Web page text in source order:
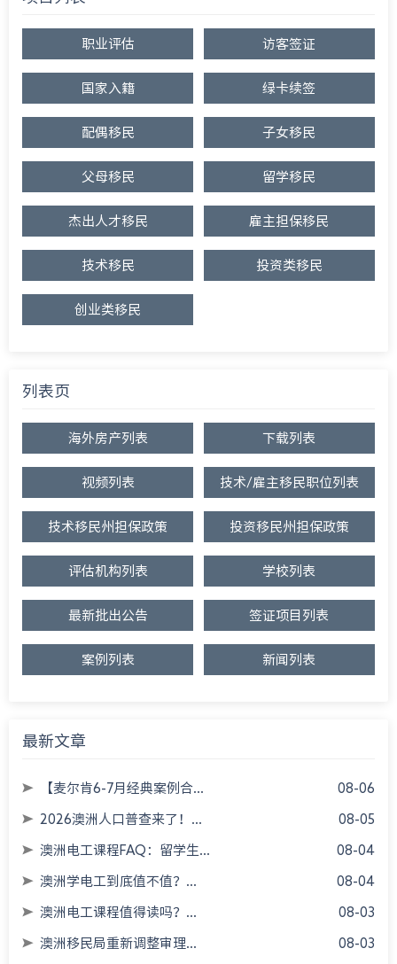
职业评估 访客签证
国家入籍 绿卡续签
配偶移民 子女移民
父母移民 留学移民
杰出人才移民 雇主担保移民
技术移民 投资类移民
创业类移民
列表页
海外房产列表 下载列表
视频列表 技术/雇主移民职位列表
技术移民州担保政策 投资移民州担保政策
评估机构列表 学校列表
最新批出公告 签证项目列表
案例列表 新闻列表
最新文章
【麦尔肯6-7月经典案例合... 08-06
2026澳洲人口普查来了！... 08-05
澳洲电工课程FAQ：留学生... 08-04
澳洲学电工到底值不值？... 08-04
澳洲电工课程值得读吗？... 08-03
澳洲移民局重新调整审理... 08-03